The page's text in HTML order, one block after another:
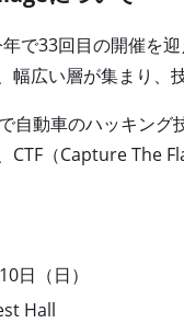
で33回目の開催を
広い層が集まり、
自動車のハッキン
CTF（Capture The
日（日）
Hall